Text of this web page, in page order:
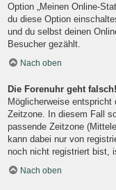
Option „Meinen Online-
du diese Option
und du selbst deinen
Besucher gezählt.
Nach oben
Die Forenuhr geht falsch!
Möglicherweise
Zeitzone. In diesem Fall
passende Zeitzone
kann dabei nur von
noch nicht registriert bist,
Nach oben